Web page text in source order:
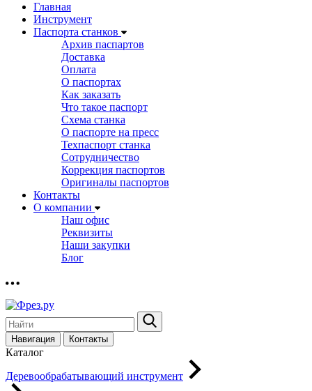
Главная
Инструмент
Паспорта станков
Архив паспартов
Доставка
Оплата
О паспортах
Как заказать
Что такое паспорт
Схема станка
О паспорте на пресс
Техпаспорт станка
Сотрудничество
Коррекция паспортов
Оригиналы паспортов
Контакты
О компании
Наш офис
Реквизиты
Наши закупки
Блог
Навигация Контакты
Каталог
Деревообрабатывающий инструмент